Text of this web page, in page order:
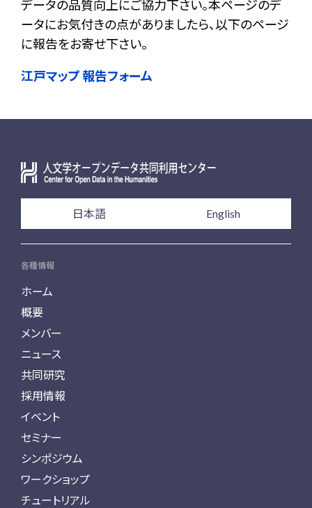
データの品質向上にご協力下さい。本ページのデ
ータにお気付きの点がありましたら、以下のページ
に報告をお寄せ下さい。
江戸マップ 報告フォーム
日本語 English
各種情報
ホーム
概要
メンバー
ニュース
共同研究
採用情報
イベント
セミナー
シンポジウム
ワークショップ
チュートリアル